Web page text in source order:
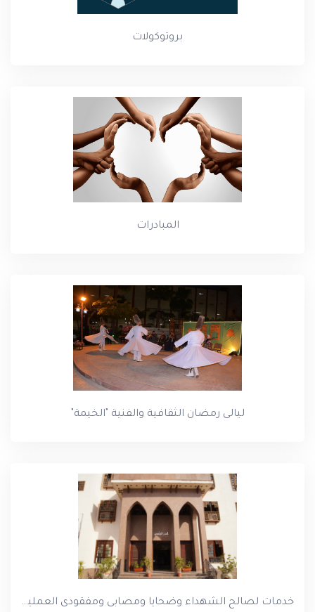
بروتوكولات
المبادرات
ليالى رمضان الثقافية والفنية "الخيمة"
خدمات لصالح الشهداء وضحايا ومصابى ومفقودى العمليات الحربية والأمنية